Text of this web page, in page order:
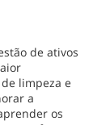
de ativos
limpeza e
a
os